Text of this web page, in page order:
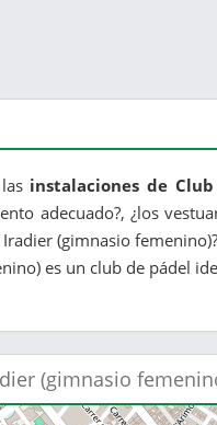
instalaciones de
adecuado?, ¿los
(gimnasio
es un club de pádel
(gimnasio